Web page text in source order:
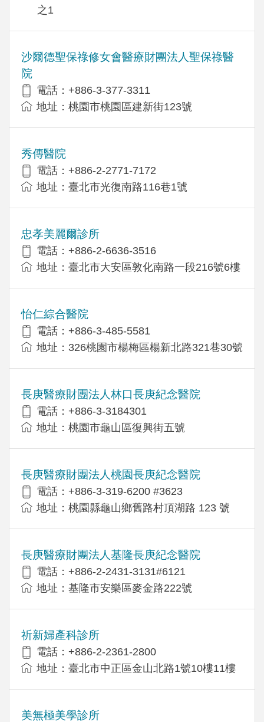
之1
沙爾德聖保祿修女會醫療財團法人聖保祿醫
院
電話：+886-3-377-3311
地址：桃園市桃園區建新街123號
秀傳醫院
電話：+886-2-2771-7172
地址：臺北市光復南路116巷1號
忠孝美麗爾診所
電話：+886-2-6636-3516
地址：臺北市大安區敦化南路一段216號6樓
怡仁綜合醫院
電話：+886-3-485-5581
地址：326桃園市楊梅區楊新北路321巷30號
長庚醫療財團法人林口長庚紀念醫院
電話：+886-3-3184301
地址：桃園市龜山區復興街五號
長庚醫療財團法人桃園長庚紀念醫院
電話：+886-3-319-6200 #3623
地址：桃園縣龜山鄉舊路村頂湖路 123 號
長庚醫療財團法人基隆長庚紀念醫院
電話：+886-2-2431-3131#6121
地址：基隆市安樂區麥金路222號
祈新婦產科診所
電話：+886-2-2361-2800
地址：臺北市中正區金山北路1號10樓11樓
美無極美學診所